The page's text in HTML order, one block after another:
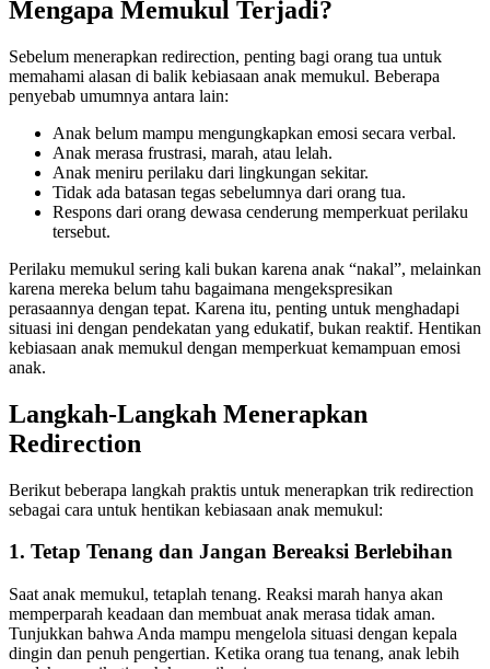
Mengapa Memukul Terjadi?
Sebelum menerapkan redirection, penting bagi orang tua untuk
memahami alasan di balik kebiasaan anak memukul. Beberapa
penyebab umumnya antara lain:
Anak belum mampu mengungkapkan emosi secara verbal.
Anak merasa frustrasi, marah, atau lelah.
Anak meniru perilaku dari lingkungan sekitar.
Tidak ada batasan tegas sebelumnya dari orang tua.
Respons dari orang dewasa cenderung memperkuat perilaku
tersebut.
Perilaku memukul sering kali bukan karena anak “nakal”, melainkan
karena mereka belum tahu bagaimana mengekspresikan
perasaannya dengan tepat. Karena itu, penting untuk menghadapi
situasi ini dengan pendekatan yang edukatif, bukan reaktif. Hentikan
kebiasaan anak memukul dengan memperkuat kemampuan emosi
anak.
Langkah-Langkah Menerapkan
Redirection
Berikut beberapa langkah praktis untuk menerapkan trik redirection
sebagai cara untuk hentikan kebiasaan anak memukul:
1. Tetap Tenang dan Jangan Bereaksi Berlebihan
Saat anak memukul, tetaplah tenang. Reaksi marah hanya akan
memperparah keadaan dan membuat anak merasa tidak aman.
Tunjukkan bahwa Anda mampu mengelola situasi dengan kepala
dingin dan penuh pengertian. Ketika orang tua tenang, anak lebih